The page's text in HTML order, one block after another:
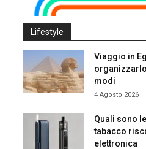
Lifestyle
Viaggio in
modi
4 Agosto 2026
Quali sono
tabacco
elettronica